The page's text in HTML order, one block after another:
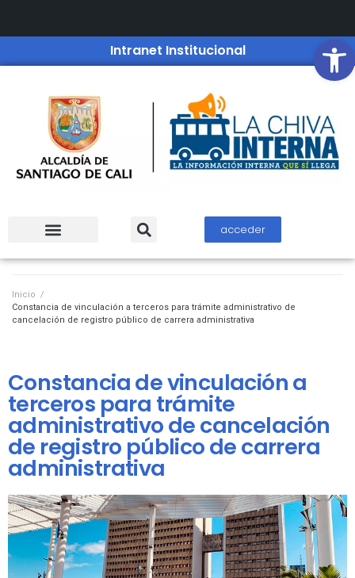
Intranet Institucional
acceder
Inicio /
Constancia de vinculación a terceros para trámite administrativo de
cancelación de registro público de carrera administrativa
Constancia de vinculación a
terceros para trámite
administrativo de cancelación
de registro público de carrera
administrativa